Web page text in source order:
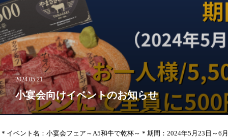
2024.05.21
小宴会向けイベントのお知らせ
＊イベント名：小宴会フェア～A5和牛で乾杯～＊期間：2024年5月23日～